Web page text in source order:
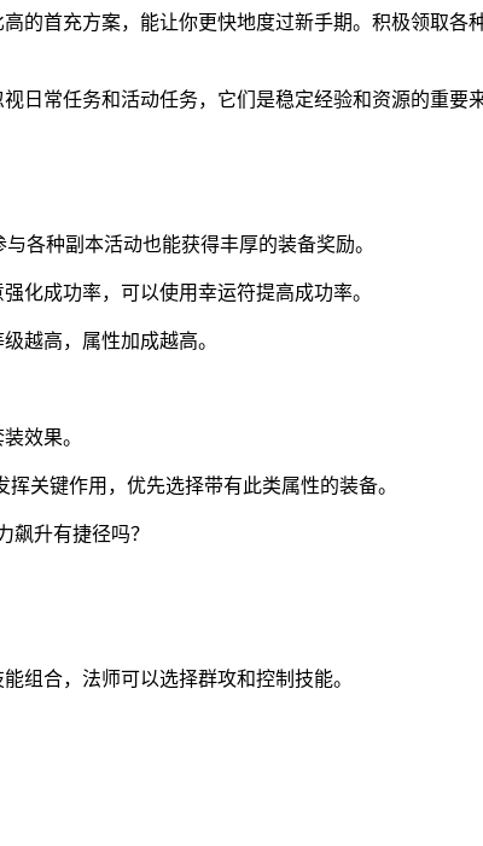
的首充方案，能让你更快地度过新手期。积极领取各
日常任务和活动任务，它们是稳定经验和资源的重要来
各种副本活动也能获得丰厚的装备奖励。
化成功率，可以使用幸运符提高成功率。
越高，属性加成越高。
效果。
关键作用，优先选择带有此类属性的装备。
组合，法师可以选择群攻和控制技能。